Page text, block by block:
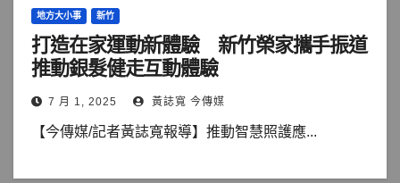
地方大小事 新竹
打造在家運動新體驗 新竹榮家攜手振道
推動銀髮健走互動體驗
7 月 1, 2025 黃誌寬 今傳媒
【今傳媒/記者黃誌寬報導】推動智慧照護應...